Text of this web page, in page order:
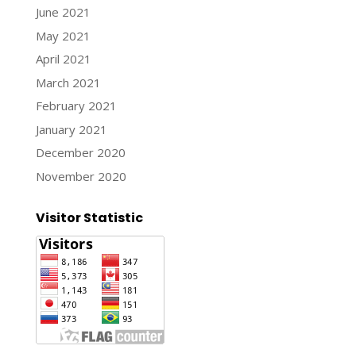
June 2021
May 2021
April 2021
March 2021
February 2021
January 2021
December 2020
November 2020
Visitor Statistic